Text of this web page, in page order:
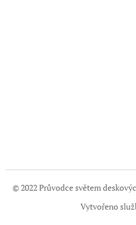
© 2022 Průvodce světem
Vytvořeno